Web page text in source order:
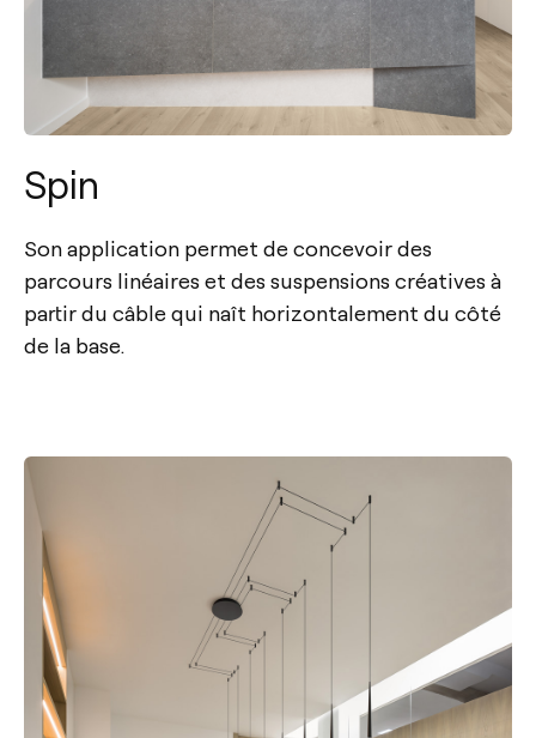
Spin
Son application permet de concevoir des
parcours linéaires et des suspensions créatives à
partir du câble qui naît horizontalement du côté
de la base.